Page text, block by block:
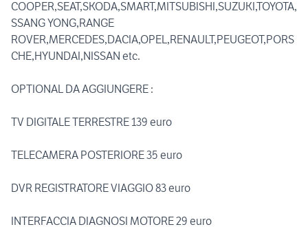
COOPER,SEAT,SKODA,SMART,MITSUBISHI,SUZUKI,TOYOTA,
SSANG YONG,RANGE
ROVER,MERCEDES,DACIA,OPEL,RENAULT,PEUGEOT,PORS
CHE,HYUNDAI,NISSAN etc.
OPTIONAL DA AGGIUNGERE :
TV DIGITALE TERRESTRE 139 euro
TELECAMERA POSTERIORE 35 euro
DVR REGISTRATORE VIAGGIO 83 euro
INTERFACCIA DIAGNOSI MOTORE 29 euro